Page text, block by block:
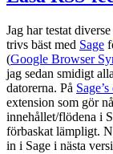
Jag har testat
trivs bäst med Sage
(Google Browser
jag sedan smidigt
datorerna. På
extension som gör
innehållet/flödena i
förbaskat lämpligt.
in i Sage i nästa